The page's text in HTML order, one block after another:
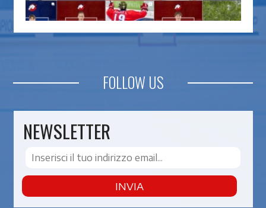
FOLLOW US
NEWSLETTER
INVIA